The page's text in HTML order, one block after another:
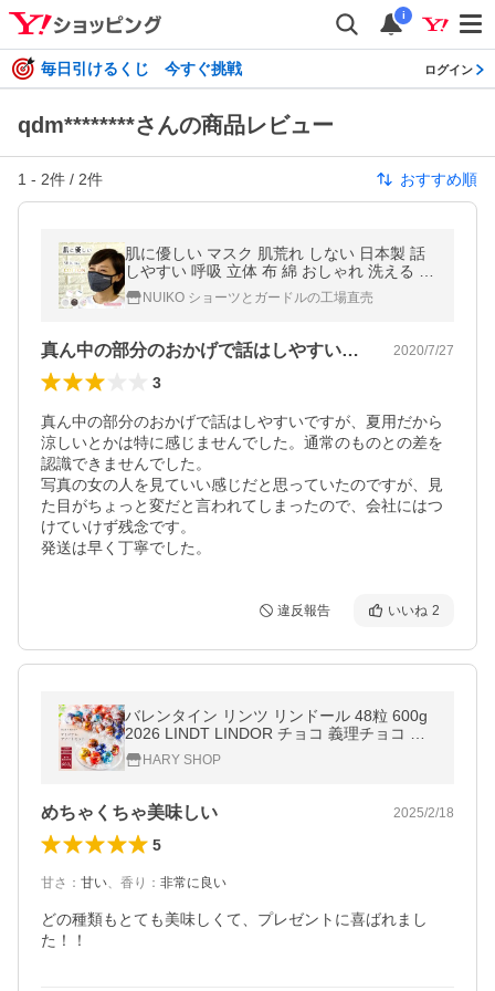
i
毎日引けるくじ 今すぐ挑戦 ログイン
qdm********さんの商品レビュー
1 - 2件 / 2件 おすすめ順
肌に優しい マスク 肌荒れ しない 日本製 話
しやすい 呼吸 立体 布 綿 おしゃれ 洗える 吸
水速乾 UVカット ピーチテックオフィストー
ク 小林縫製
NUIKO ショーツとガードルの工場直売
真ん中の部分のおかげで話はしやすいです… 2020/7/27
3
真ん中の部分のおかげで話はしやすいですが、夏用だから
涼しいとかは特に感じませんでした。通常のものとの差を
認識できませんでした。
写真の女の人を見ていい感じだと思っていたのですが、見
た目がちょっと変だと言われてしまったので、会社にはつ
けていけず残念です。
発送は早く丁寧でした。
違反報告 いいね 2
バレンタイン リンツ リンドール 48粒 600g
2026 LINDT LINDOR チョコ 義理チョコ 本
命 ギフト 高級
HARY SHOP
めちゃくちゃ美味しい 2025/2/18
5
甘さ ： 甘い、 香り ： 非常に良い
どの種類もとても美味しくて、プレゼントに喜ばれまし
た！！